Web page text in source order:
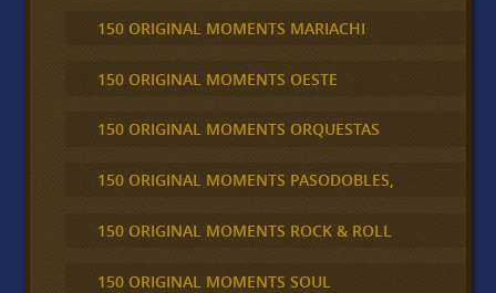
150 ORIGINAL MOMENTS MARIACHI
150 ORIGINAL MOMENTS OESTE
150 ORIGINAL MOMENTS ORQUESTAS
150 ORIGINAL MOMENTS PASODOBLES,
150 ORIGINAL MOMENTS ROCK & ROLL
150 ORIGINAL MOMENTS SOUL